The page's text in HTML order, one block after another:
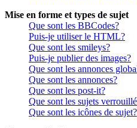
Mise en forme et types de sujet
Que sont les BBCodes?
Puis-je utiliser le HTML?
Que sont les smileys?
Puis-je publier des images?
Que sont les annonces
Que sont les annonces?
Que sont les post-it?
Que sont les sujets
Que sont les icônes de sujet?